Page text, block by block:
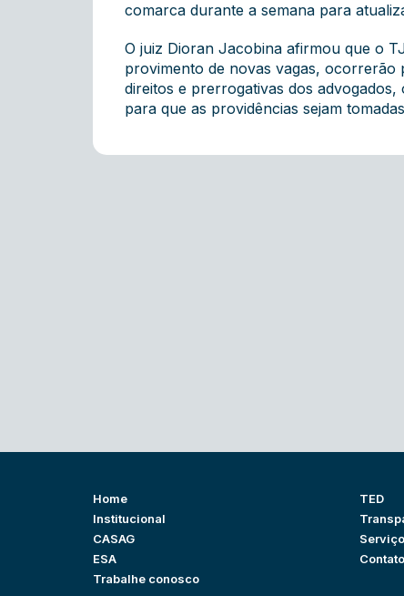
comarca durante a semana para
O juiz Dioran Jacobina afirmou que o
provimento de novas vagas, ocorrerão
direitos e prerrogativas dos
para que as providências sejam
Home
Institucional
CASAG
ESA
Trabalhe conosco
TED
Contato